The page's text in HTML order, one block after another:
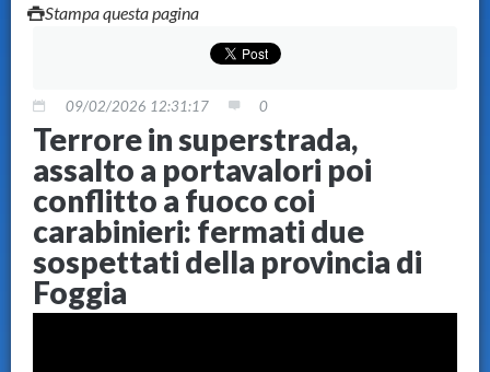
Stampa questa pagina
09/02/2026 12:31:17 0
Terrore in superstrada,
assalto a portavalori poi
conflitto a fuoco coi
carabinieri: fermati due
sospettati della provincia di
Foggia